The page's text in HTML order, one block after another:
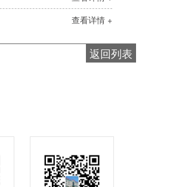
查看详情 +
返回列表